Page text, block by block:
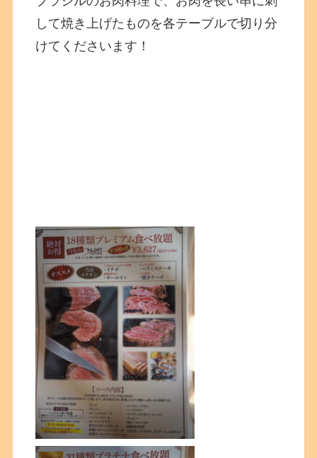
して焼き上げたものを各テーブルで切り分
けてくださいます！